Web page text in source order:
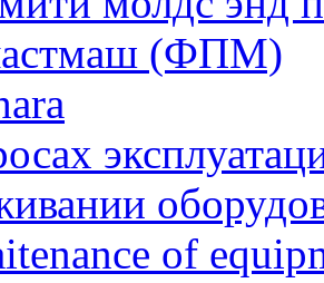
(ФПМ)
of